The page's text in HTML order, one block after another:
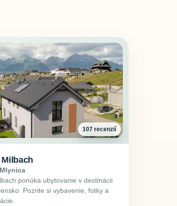
107 recenzií
ponúka ubytovanie v destinácii
Pozrite si vybavenie, fotky a